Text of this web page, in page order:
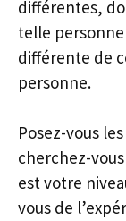
différentes,
telle
différente de
personne.
Posez-vous
cherchez-
est votre
vous de